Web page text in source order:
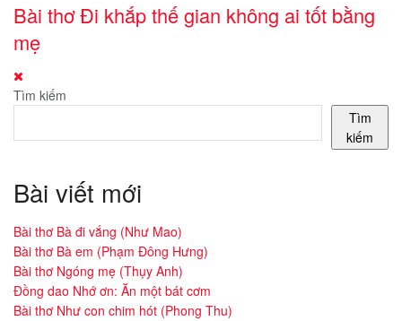
Bài thơ Đi khắp thế gian không ai tốt bằng
mẹ
Tìm kiếm
Tìm
kiếm
Bài viết mới
Bài thơ Bà đi vắng (Như Mao)
Bài thơ Bà em (Phạm Đông Hưng)
Bài thơ Ngóng mẹ (Thụy Anh)
Đồng dao Nhớ ơn: Ăn một bát cơm
Bài thơ Như con chim hót (Phong Thu)